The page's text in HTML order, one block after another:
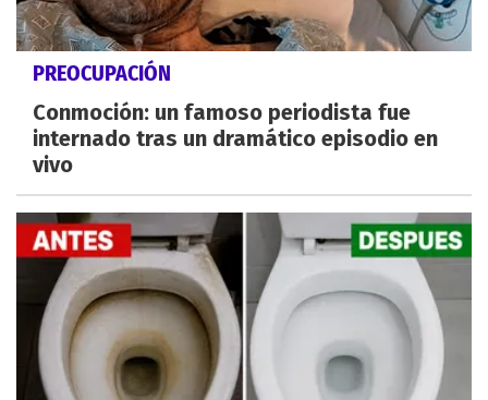
PREOCUPACIÓN
Conmoción: un famoso periodista fue
internado tras un dramático episodio en
vivo